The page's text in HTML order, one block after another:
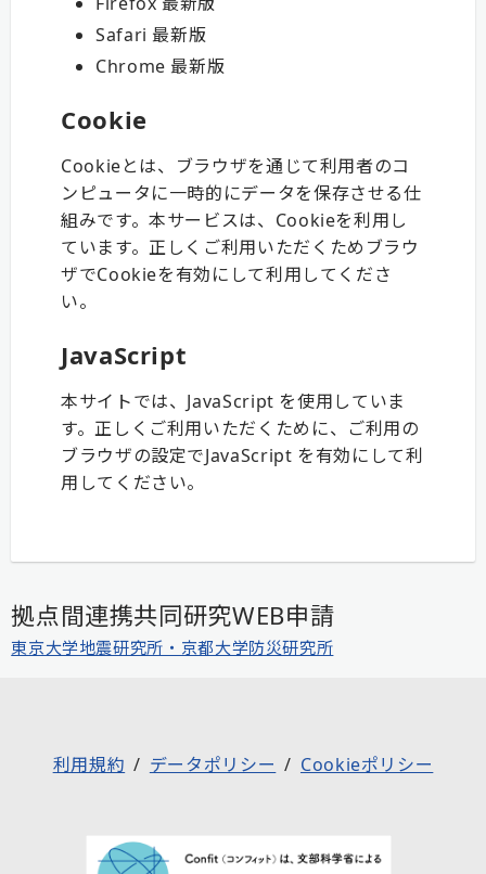
Safari 最新版
Chrome 最新版
Cookie
Cookieとは、ブラウザを通じて利用者のコ
ンピュータに一時的にデータを保存させる仕
組みです。本サービスは、Cookieを利用し
ています。正しくご利用いただくためブラウ
ザでCookieを有効にして利用してくださ
い。
JavaScript
本サイトでは、JavaScript を使用していま
す。正しくご利用いただくために、ご利用の
ブラウザの設定でJavaScript を有効にして利
用してください。
拠点間連携共同研究WEB申請
東京大学地震研究所・京都大学防災研究所
利用規約 データポリシー Cookieポリシー